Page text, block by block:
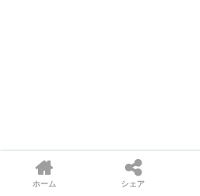
ホーム シェア